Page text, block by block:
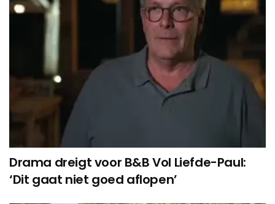
Drama dreigt voor B&B Vol Liefde-Paul:
‘Dit gaat niet goed aflopen’